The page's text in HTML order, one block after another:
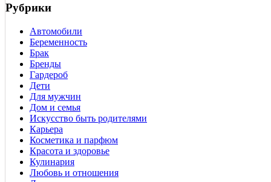
Рубрики
Автомобили
Беременность
Брак
Бренды
Гардероб
Дети
Для мужчин
Дом и семья
Искусство быть родителями
Карьера
Косметика и парфюм
Красота и здоровье
Кулинария
Любовь и отношения